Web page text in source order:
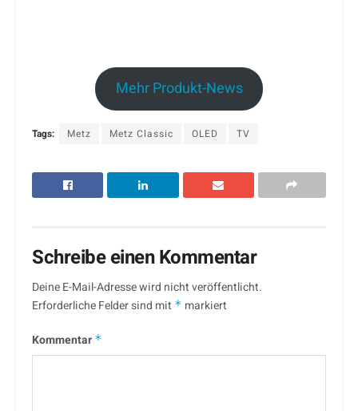
Mehr Produkt-News
Tags: Metz Metz Classic OLED TV
Schreibe einen Kommentar
Deine E-Mail-Adresse wird nicht veröffentlicht.
Erforderliche Felder sind mit * markiert
Kommentar *